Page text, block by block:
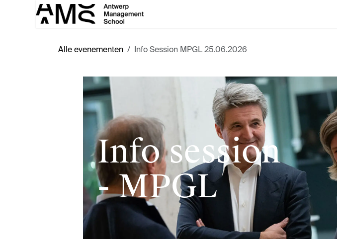
Overslaan naar inhoud
Alle evenementen Info Session MPGL 25.06.2026
Info session
- MPGL